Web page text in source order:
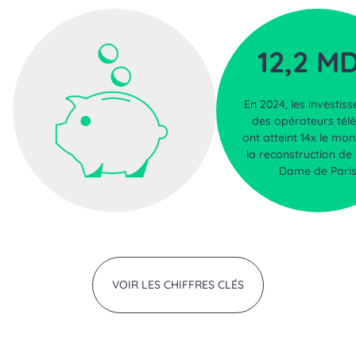
12,2
En 2024, les
des opérateurs
ont atteint 14x le
la reconstruction de
Dame de Paris
VOIR LES CHIFFRES CLÉS